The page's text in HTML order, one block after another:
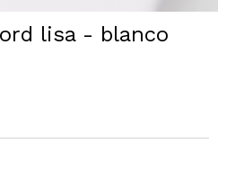
lisa - blanco